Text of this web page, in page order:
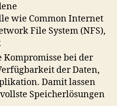
wie Common Internet
File System (NFS),
Kompromisse bei der
der Daten,
Damit lassen
Speicherlösungen